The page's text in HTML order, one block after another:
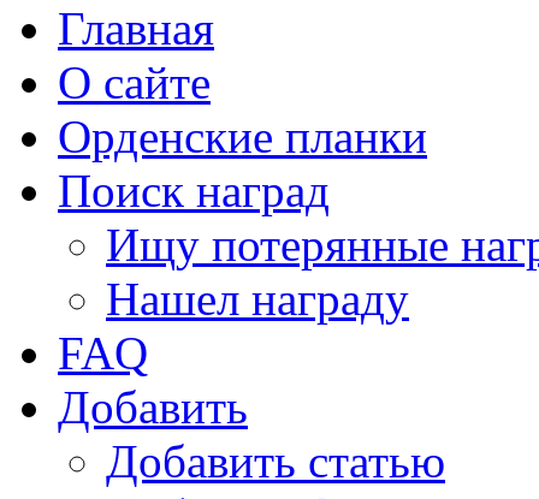
Главная
О сайте
Орденские планки
Поиск наград
Ищу потерянные
Нашел награду
FAQ
Добавить
Добавить статью